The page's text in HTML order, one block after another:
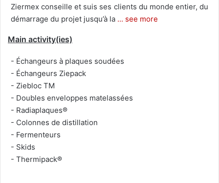
Ziermex conseille et suis ses clients du monde entier, du
démarrage du projet jusqu’à la ... see more
Main activity(ies)
- Échangeurs à plaques soudées
- Échangeurs Ziepack
- Ziebloc TM
- Doubles enveloppes matelassées
- Radiaplaques®
- Colonnes de distillation
- Fermenteurs
- Skids
- Thermipack®